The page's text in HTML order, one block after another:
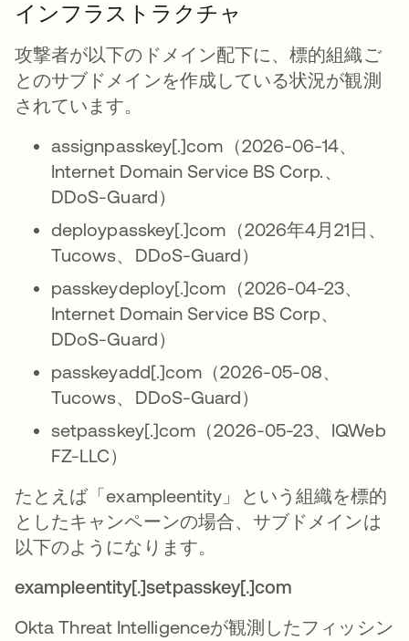
インフラストラクチャ
攻撃者が以下のドメイン配下に、標的組織ご
とのサブドメインを作成している状況が観測
されています。
assignpasskey[.]com（2026-06-14、
Internet Domain Service BS Corp.、
DDoS-Guard）
deploypasskey[.]com（2026年4月21日、
Tucows、DDoS-Guard）
passkeydeploy[.]com（2026-04-23、
Internet Domain Service BS Corp、
DDoS-Guard）
passkeyadd[.]com（2026-05-08、
Tucows、DDoS-Guard）
setpasskey[.]com（2026-05-23、IQWeb
FZ-LLC）
たとえば「exampleentity」という組織を標的
としたキャンペーンの場合、サブドメインは
以下のようになります。
exampleentity[.]setpasskey[.]com
Okta Threat Intelligenceが観測したフィッシン